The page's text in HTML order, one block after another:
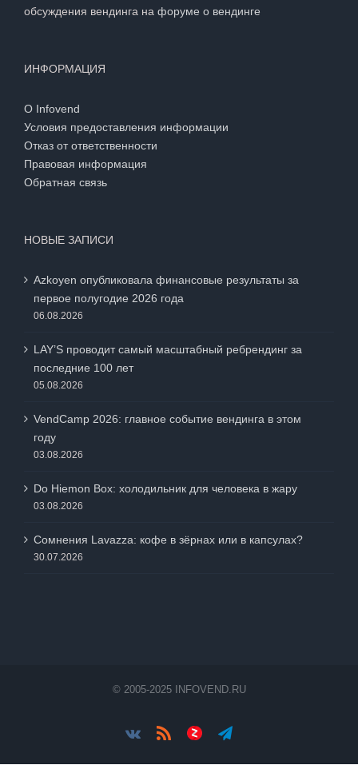
обсуждения вендинга на форуме о вендинге
ИНФОРМАЦИЯ
О Infovend
Условия предоставления информации
Отказ от ответственности
Правовая информация
Обратная связь
НОВЫЕ ЗАПИСИ
Azkoyen опубликовала финансовые результаты за
первое полугодие 2026 года
06.08.2026
LAY’S проводит самый масштабный ребрендинг за
последние 100 лет
05.08.2026
VendCamp 2026: главное событие вендинга в этом
году
03.08.2026
Do Hiemon Box: холодильник для человека в жару
03.08.2026
Сомнения Lavazza: кофе в зёрнах или в капсулах?
30.07.2026
© 2005-2025 INFOVEND.RU
Vk RssЯндес.ДзенTelegram